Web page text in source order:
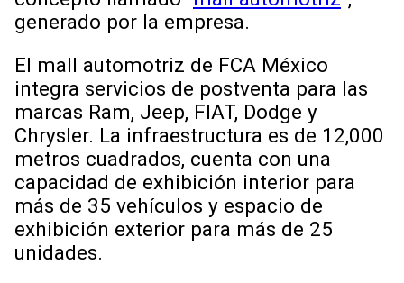
generado por la empresa.
El mall automotriz de FCA México
integra servicios de postventa para las
marcas Ram, Jeep, FIAT, Dodge y
Chrysler. La infraestructura es de 12,000
metros cuadrados, cuenta con una
capacidad de exhibición interior para
más de 35 vehículos y espacio de
exhibición exterior para más de 25
unidades.